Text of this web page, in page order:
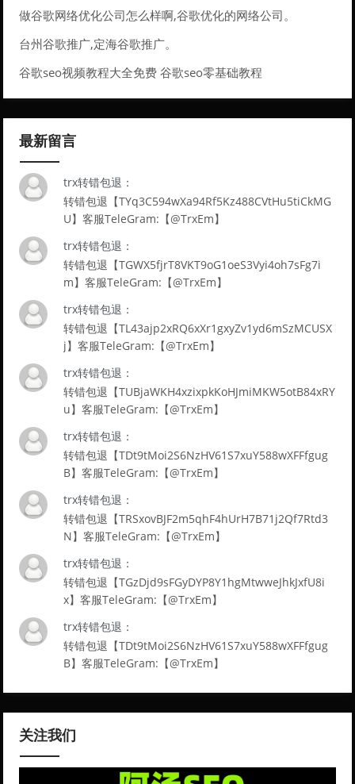
做谷歌网络优化公司怎么样啊,谷歌优化的网络公司。
台州谷歌推广,定海谷歌推广。
谷歌seo视频教程大全免费 谷歌seo零基础教程
最新留言
trx转错包退：
转错包退【TYq3C594wXa94Rf5Kz488CVtHu5tiCkMG
U】客服TeleGram:【@TrxEm】
trx转错包退：
转错包退【TGWX5fjrT8VKT9oG1oeS3Vyi4oh7sFg7i
m】客服TeleGram:【@TrxEm】
trx转错包退：
转错包退【TL43ajp2xRQ6xXr1gxyZv1yd6mSzMCUSX
j】客服TeleGram:【@TrxEm】
trx转错包退：
转错包退【TUBjaWKH4xzixpkKoHJmiMKW5otB84xRY
u】客服TeleGram:【@TrxEm】
trx转错包退：
转错包退【TDt9tMoi2S6NzHV61S7xuY588wXFFfgug
B】客服TeleGram:【@TrxEm】
trx转错包退：
转错包退【TRSxovBJF2m5qhF4hUrH7B71j2Qf7Rtd3
N】客服TeleGram:【@TrxEm】
trx转错包退：
转错包退【TGzDjd9sFGyDYP8Y1hgMtwweJhkJxfU8i
x】客服TeleGram:【@TrxEm】
trx转错包退：
转错包退【TDt9tMoi2S6NzHV61S7xuY588wXFFfgug
B】客服TeleGram:【@TrxEm】
关注我们